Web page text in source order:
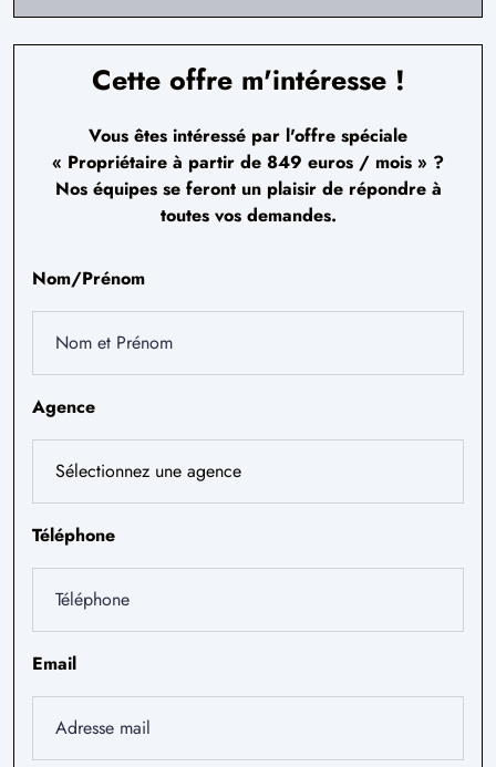
Cette offre m'intéresse !
Vous êtes intéressé par l'offre spéciale
« Propriétaire à partir de 849 euros / mois » ?
Nos équipes se feront un plaisir de répondre à
toutes vos demandes.
Nom/Prénom
Agence
Téléphone
Email